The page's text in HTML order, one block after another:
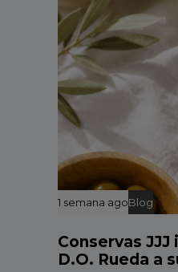
1 semana agoBlog
Conservas
D.O. Rueda a